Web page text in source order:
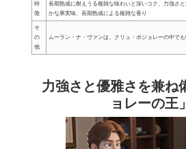
特
徴
長期熟成に耐えうる複雑な味わいと深いコク、力強さ
かな果実味、長期熟成による複雑な香り
そ
の
他
ムーラン・ナ・ヴァンは、クリュ・ボジョレーの中で
力強さと優雅さを兼ね
ョレーの王」